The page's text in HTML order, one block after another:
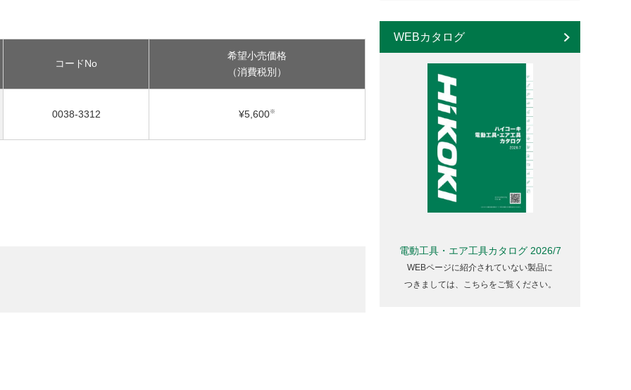
コードNo
希望小売価格
（消費税別）
0038-3312 ¥5,600※
WEBカタログ
電動工具・エア工具カタログ 2026/7
WEBページに紹介されていない製品に
つきましては、こちらをご覧ください。